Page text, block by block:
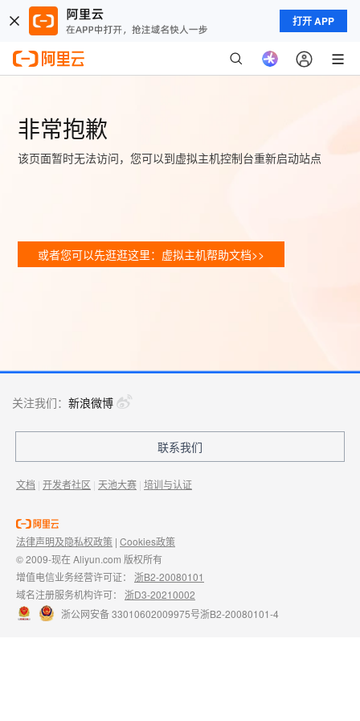
打开 APP
非常抱歉
该页面暂时无法访问，您可以到虚拟主机控制台重新启动站点
或者您可以先逛逛这里：虚拟主机帮助文档>>